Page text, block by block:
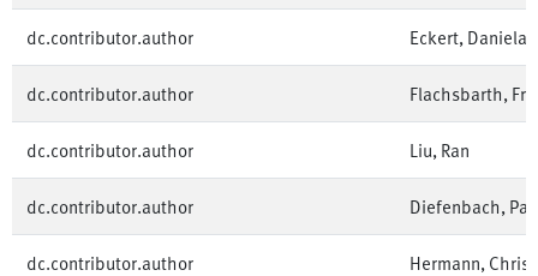
dc.contributor.author Eckert, Daniela
dc.contributor.author Flachsbarth,
dc.contributor.author Liu, Ran
dc.contributor.author Diefenbach,
dc.contributor.author Hermann,